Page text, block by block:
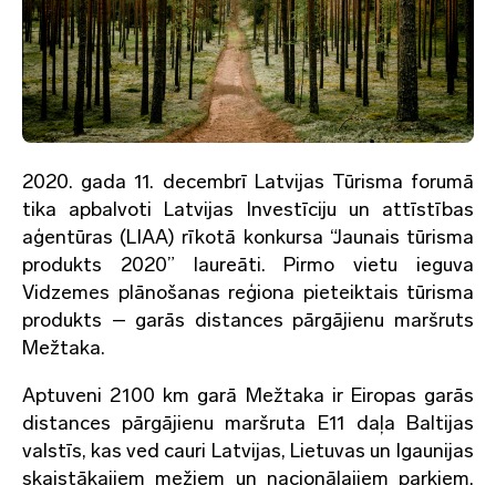
2020. gada 11. decembrī Latvijas Tūrisma forumā
tika apbalvoti Latvijas Investīciju un attīstības
aģentūras (LIAA) rīkotā konkursa “Jaunais tūrisma
produkts 2020” laureāti. Pirmo vietu ieguva
Vidzemes plānošanas reģiona pieteiktais tūrisma
produkts – garās distances pārgājienu maršruts
Mežtaka.
Aptuveni 2100 km garā Mežtaka ir Eiropas garās
distances pārgājienu maršruta E11 daļa Baltijas
valstīs, kas ved cauri Latvijas, Lietuvas un Igaunijas
skaistākajiem mežiem un nacionālajiem parkiem.